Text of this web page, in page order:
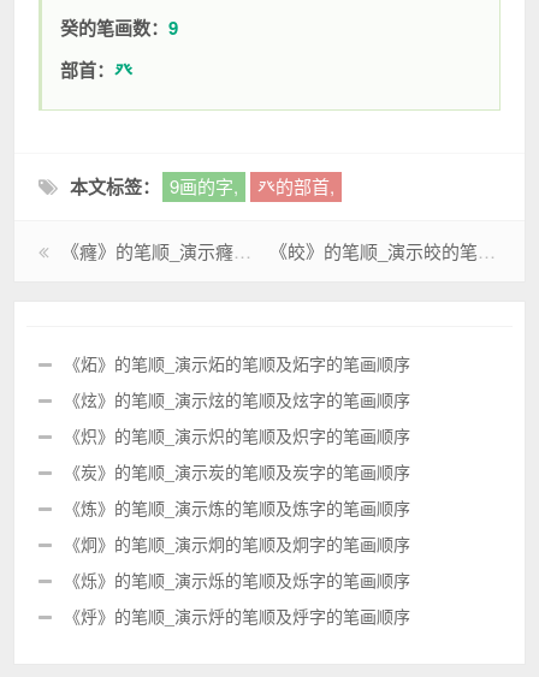
癸的笔画数：9
部首：癶
本文标签： 9画的字, 癶的部首,
《癃》的笔顺_演示癃的笔顺及癃字的笔画顺序 《皎》的笔顺_演示皎的笔顺及皎字的笔画顺序
《炻》的笔顺_演示炻的笔顺及炻字的笔画顺序
《炫》的笔顺_演示炫的笔顺及炫字的笔画顺序
《炽》的笔顺_演示炽的笔顺及炽字的笔画顺序
《炭》的笔顺_演示炭的笔顺及炭字的笔画顺序
《炼》的笔顺_演示炼的笔顺及炼字的笔画顺序
《炯》的笔顺_演示炯的笔顺及炯字的笔画顺序
《烁》的笔顺_演示烁的笔顺及烁字的笔画顺序
《烀》的笔顺_演示烀的笔顺及烀字的笔画顺序